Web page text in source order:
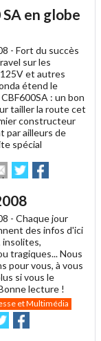
en globe
- Fort du succès
sur les
et autres
étend le
: un bon
tailler la route cet
constructeur
par ailleurs de
spécial
EnvoyerPartager
sur sur
- Chaque jour
des infos d'ici
insolites,
tragiques... Nous
pour vous, à vous
si vous le
lecture !
et Multimédia
Partager
sur